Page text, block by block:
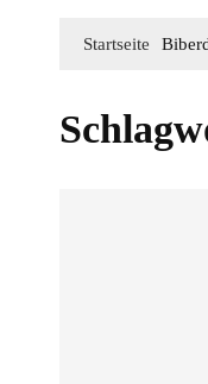
Startseite